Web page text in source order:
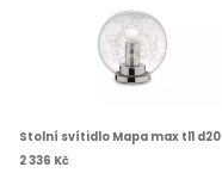
Stolní svítidlo Mapa max tl1 d20
2 336 Kč